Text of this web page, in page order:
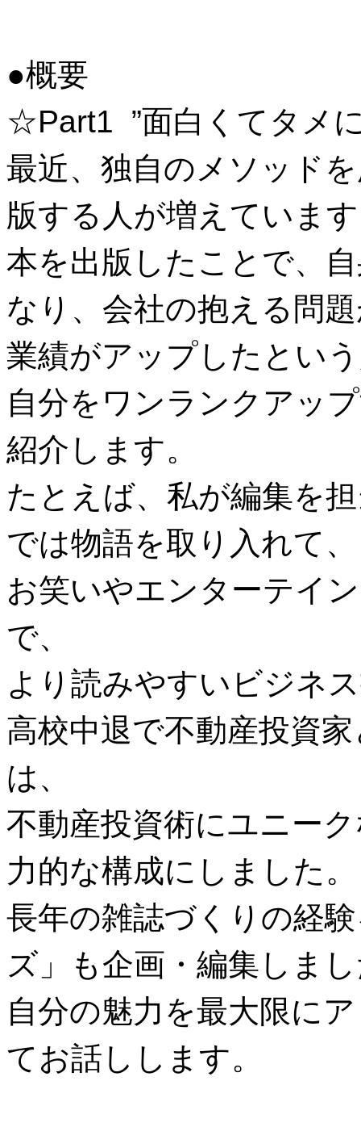
●概要
☆Part1 ”面白くてタメ
最近、独自のメソッド
版する人が増えていま
本を出版したことで、
なり、会社の抱える問
業績がアップしたとい
自分をワンランクアッ
紹介します。
たとえば、私が編集を
では物語を取り入れて、
お笑いやエンターテイ
で、
より読みやすいビジネ
高校中退で不動産投資
は、
不動産投資術にユニー
力的な構成にしました。
長年の雑誌づくりの経
ズ」も企画・編集しま
自分の魅力を最大限に
てお話しします。